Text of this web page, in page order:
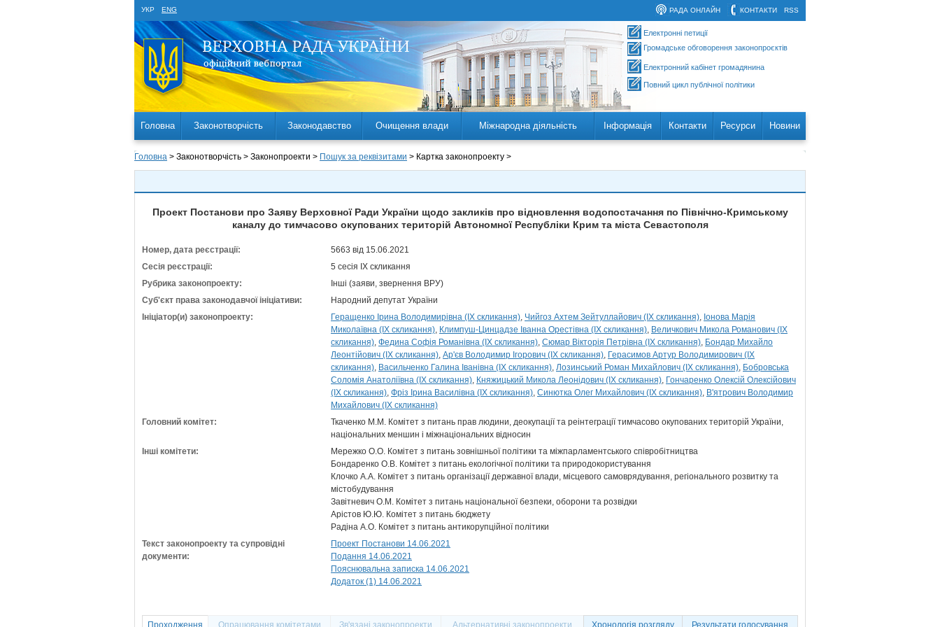
УКР ENG RSS
КОНТАКТИ
РАДА ОНЛАЙН
Електронні петиції
Громадське обговорення законопроєктів
Електронний кабінет громадянина
Повний цикл публічної політики
Головна Законотворчість Законодавство Очищення влади Міжнародна діяльність Інформація Контакти Ресурси Новини
Головна > Законотворчість > Законопроекти > Пошук за реквізитами > Картка законопроекту >
Проект Постанови про Заяву Верховної Ради України щодо закликів про відновлення водопостачання по Північно-Кримському
каналу до тимчасово окупованих територій Автономної Республіки Крим та міста Севастополя
Номер, дата реєстрації:
5663 від 15.06.2021
Сесія реєстрації:
5 сесія IX скликання
Рубрика законопроекту:
Інші (заяви, звернення ВРУ)
Суб'єкт права законодавчої ініціативи:
Народний депутат України
Ініціатор(и) законопроекту:
Геращенко Ірина Володимирівна (IX скликання) Чийгоз Ахтем Зейтуллайович (IX скликання)
Іонова Марія
Миколаївна (IX скликання) Климпуш-Цинцадзе Іванна Орестівна (IX скликання) Величкович Микола Романович (IX
скликання) Федина Софія Романівна (IX скликання) Сюмар Вікторія Петрівна (IX скликання) Бондар Михайло
Леонтійович (IX скликання) Ар'єв Володимир Ігорович (IX скликання) Герасимов Артур Володимирович (IX
скликання) Васильченко Галина Іванівна (IX скликання) Лозинський Роман Михайлович (IX скликання) Бобровська
Соломія Анатоліївна (IX скликання) Княжицький Микола Леонідович (IX скликання) Гончаренко Олексій Олексійович
(IX скликання) Фріз Ірина Василівна (IX скликання) Синютка Олег Михайлович (IX скликання) В'ятрович Володимир
Михайлович (IX скликання)
Головний комітет:
Ткаченко М.М. Комітет з питань прав людини, деокупації та реінтеграції тимчасово окупованих територій України,
національних меншин і міжнаціональних відносин
Інші комітети:
Мережко О.О. Комітет з питань зовнішньої політики та міжпарламентського співробітництва
Бондаренко О.В. Комітет з питань екологічної політики та природокористування
Клочко А.А. Комітет з питань організації державної влади, місцевого самоврядування, регіонального розвитку та
містобудування
Завітневич О.М. Комітет з питань національної безпеки, оборони та розвідки
Арістов Ю.Ю. Комітет з питань бюджету
Радіна А.О. Комітет з питань антикорупційної політики
Текст законопроекту та супровідні
документи:
Проект Постанови 14.06.2021
Подання 14.06.2021
Пояснювальна записка 14.06.2021
Додаток (1) 14.06.2021
Проходження Опрацювання комітетами Зв'язані законопроекти Альтернативні законопроекти Хронологія розгляду Результати голосування